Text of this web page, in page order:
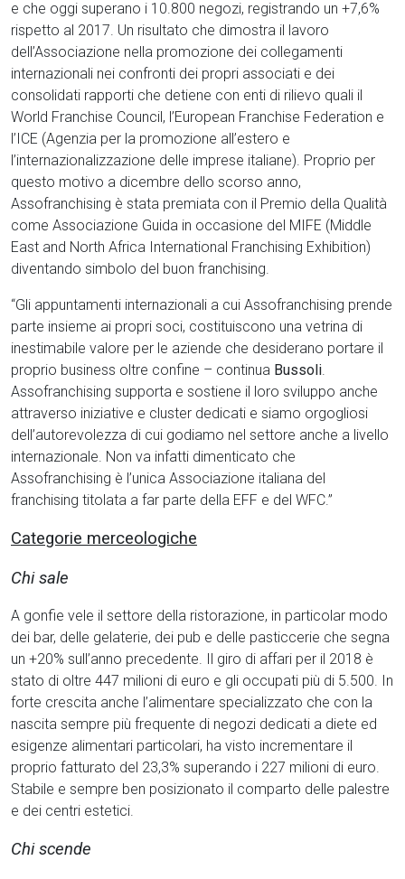
e che oggi superano i 10.800 negozi, registrando un +7,6%
rispetto al 2017. Un risultato che dimostra il lavoro
dell’Associazione nella promozione dei collegamenti
internazionali nei confronti dei propri associati e dei
consolidati rapporti che detiene con enti di rilievo quali il
World Franchise Council, l’European Franchise Federation e
l’ICE (Agenzia per la promozione all’estero e
l’internazionalizzazione delle imprese italiane). Proprio per
questo motivo a dicembre dello scorso anno,
Assofranchising è stata premiata con il Premio della Qualità
come Associazione Guida in occasione del MIFE (Middle
East and North Africa International Franchising Exhibition)
diventando simbolo del buon franchising.
“Gli appuntamenti internazionali a cui Assofranchising prende
parte insieme ai propri soci, costituiscono una vetrina di
inestimabile valore per le aziende che desiderano portare il
proprio business oltre confine – continua Bussoli.
Assofranchising supporta e sostiene il loro sviluppo anche
attraverso iniziative e cluster dedicati e siamo orgogliosi
dell’autorevolezza di cui godiamo nel settore anche a livello
internazionale. Non va infatti dimenticato che
Assofranchising è l’unica Associazione italiana del
franchising titolata a far parte della EFF e del WFC.”
Categorie merceologiche
Chi sale
A gonfie vele il settore della ristorazione, in particolar modo
dei bar, delle gelaterie, dei pub e delle pasticcerie che segna
un +20% sull’anno precedente. Il giro di affari per il 2018 è
stato di oltre 447 milioni di euro e gli occupati più di 5.500. In
forte crescita anche l’alimentare specializzato che con la
nascita sempre più frequente di negozi dedicati a diete ed
esigenze alimentari particolari, ha visto incrementare il
proprio fatturato del 23,3% superando i 227 milioni di euro.
Stabile e sempre ben posizionato il comparto delle palestre
e dei centri estetici.
Chi scende